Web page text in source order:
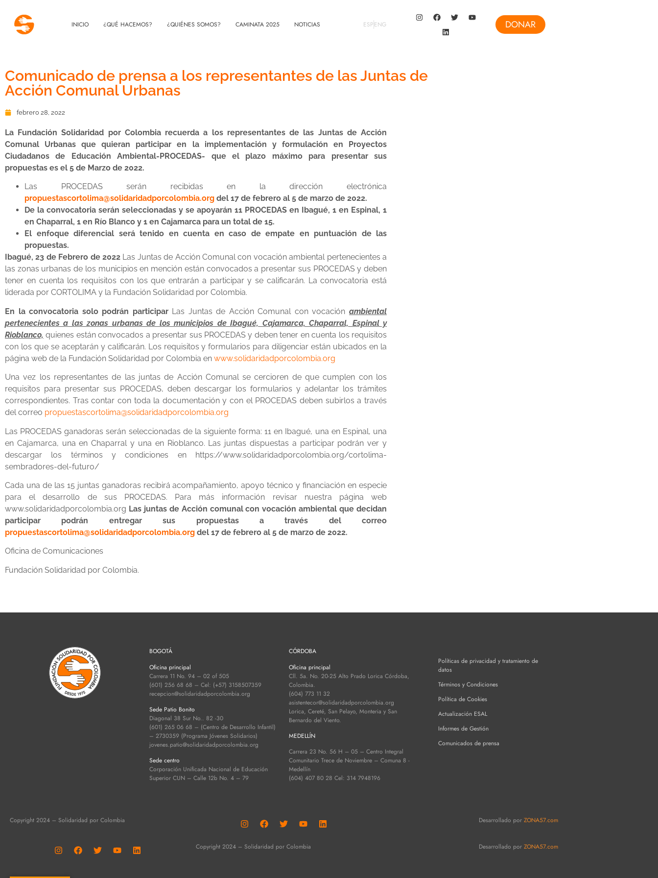
INICIO ¿QUÉ HACEMOS? ¿QUIÉNES SOMOS? CAMINATA 2025 NOTICIAS ESPENG DONAR
Comunicado de prensa a los representantes de las Juntas de
Acción Comunal Urbanas
febrero 28, 2022
La Fundación Solidaridad por Colombia recuerda a los representantes de las Juntas de Acción
Comunal Urbanas que quieran participar en la implementación y formulación en Proyectos
Ciudadanos de Educación Ambiental-PROCEDAS- que el plazo máximo para presentar sus
propuestas es el 5 de Marzo de 2022.
Las PROCEDAS serán recibidas en la dirección electrónica
propuestascortolima@solidaridadporcolombia.org del 17 de febrero al 5 de marzo de 2022.
De la convocatoria serán seleccionadas y se apoyarán 11 PROCEDAS en Ibagué, 1 en Espinal, 1
en Chaparral, 1 en Río Blanco y 1 en Cajamarca para un total de 15.
El enfoque diferencial será tenido en cuenta en caso de empate en puntuación de las
propuestas.
Ibagué, 23 de Febrero de 2022 Las Juntas de Acción Comunal con vocación ambiental pertenecientes a
las zonas urbanas de los municipios en mención están convocados a presentar sus PROCEDAS y deben
tener en cuenta los requisitos con los que entrarán a participar y se calificarán. La convocatoria está
liderada por CORTOLIMA y la Fundación Solidaridad por Colombia.
En la convocatoria solo podrán participar Las Juntas de Acción Comunal con vocaciónambiental
pertenecientes a las zonas urbanas de los municipios de Ibagué, Cajamarca, Chaparral, Espinal y
Rioblanco, quienes están convocados a presentar sus PROCEDAS y deben tener en cuenta los requisitos
con los que se aceptarán y calificarán. Los requisitos y formularios para diligenciar están ubicados en la
página web de la Fundación Solidaridad por Colombia en www.solidaridadporcolombia.org
Una vez los representantes de las juntas de Acción Comunal se cercioren de que cumplen con los
requisitos para presentar sus PROCEDAS, deben descargar los formularios y adelantar los trámites
correspondientes. Tras contar con toda la documentación y con el PROCEDAS deben subirlos a través
del correo propuestascortolima@solidaridadporcolombia.org
Las PROCEDAS ganadoras serán seleccionadas de la siguiente forma: 11 en Ibagué, una en Espinal, una
en Cajamarca, una en Chaparral y una en Rioblanco. Las juntas dispuestas a participar podrán ver y
descargar los términos y condiciones en https://www.solidaridadporcolombia.org/cortolima-
sembradores-del-futuro/
Cada una de las 15 juntas ganadoras recibirá acompañamiento, apoyo técnico y financiación en especie
para el desarrollo de sus PROCEDAS. Para más información revisar nuestra página web
www.solidaridadporcolombia.org Las juntas de Acción comunal con vocación ambiental que decidan
participar podrán entregar sus propuestas a través del correo
propuestascortolima@solidaridadporcolombia.org del 17 de febrero al 5 de marzo de 2022.
Oficina de Comunicaciones
Fundación Solidaridad por Colombia.
BOGOTÁ
Oficina principal
Carrera 11 No. 94 – 02 of 505
(601) 256 68 68 – Cel: (+57) 3158507359
recepcion@solidaridadporcolombia.org
Sede Patio Bonito
Diagonal 38 Sur No.. 82 -30
(601) 265 06 68 – (Centro de Desarrollo Infantil)
– 2730359 (Programa Jóvenes Solidarios)
jovenes.patio@solidaridadporcolombia.org
Sede centro
Corporación Unificada Nacional de Educación
Superior CUN – Calle 12b No. 4 – 79
CÓRDOBA
Oficina principal
Cll. 5a. No. 20-25 Alto Prado Lorica Córdoba,
Colombia.
(604) 773 11 32
asistentecor@solidaridadporcolombia.org
Lorica, Cereté, San Pelayo, Monteria y San
Bernardo del Viento.
MEDELLÍN
Carrera 23 No. 56 H – 05 – Centro Integral
Comunitario Trece de Noviembre – Comuna 8 -
Medellín
(604) 407 80 28 Cel: 314 7948196
Políticas de privacidad y tratamiento de
datos
Términos y Condiciones
Política de Cookies
Actualización ESAL
Informes de Gestión
Comunicados de prensa
Copyright 2024 – Solidaridad por Colombia Desarrollado por ZONA57.com
Copyright 2024 – Solidaridad por Colombia Desarrollado por ZONA57.com